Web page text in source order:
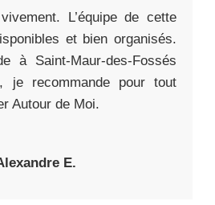
L’équipe de cette
et bien organisés.
à Saint-Maur-des-Fossés
je recommande pour tout
Autour de Moi.
E.